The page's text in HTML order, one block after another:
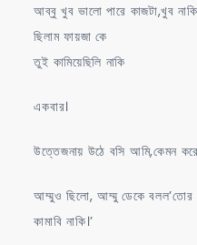
আব্বু খুব ভালো পারে কাজটা,খুব
ছিলাম ফায়জা কে
তুই কামিয়েছিলি নাকি
একবার।
উত্তেজনায় উঠে বসি আমি,কেমন
আম্মুও ছিলো, আম্মু ডেকে বলল’তোর
কামাবি নাকি।’